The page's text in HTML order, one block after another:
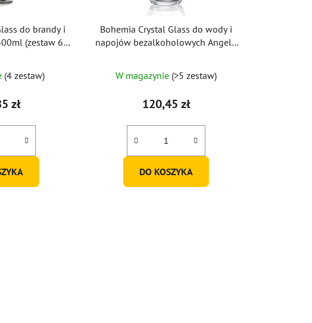
do brandy i
(zestaw 6
(4 zestaw)
zł
Bohemia Crystal Glass do wody i
napojów bezalkoholowych Angela
ocena
produktu
5,0
na
gwiazdek.
W magazynie (>5 zestaw)
120,45 zł
DO KOSZYKA